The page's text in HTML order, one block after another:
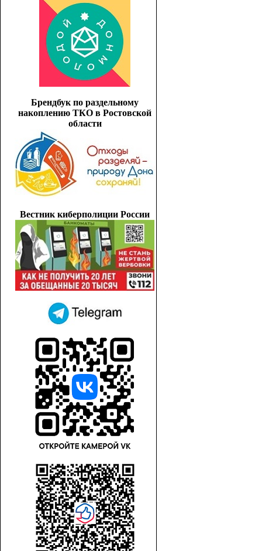
Брендбук по раздельному
накоплению ТКО в Ростовской
области
Вестник киберполиции России